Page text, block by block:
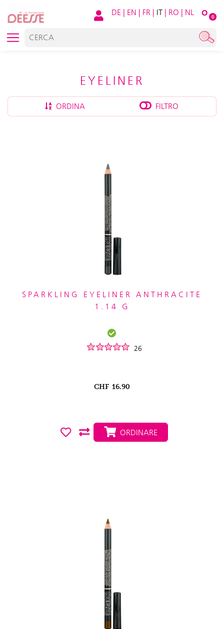
O 0
DE | EN | FR | IT | RO | NL
EYELINER
ORDINA FILTRO
SPARKLING EYELINER ANTHRACITE
1.14 G
26
CHF 16.90
ORDINARE